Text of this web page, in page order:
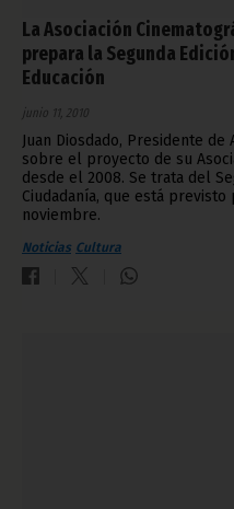
La Asociación
prepara la Segunda
Educación
junio 11, 2010
Juan Diosdado, Presidente
sobre el proyecto de su
desde el 2008. Se trata del
Ciudadanía, que está
noviembre.
Noticias Cultura